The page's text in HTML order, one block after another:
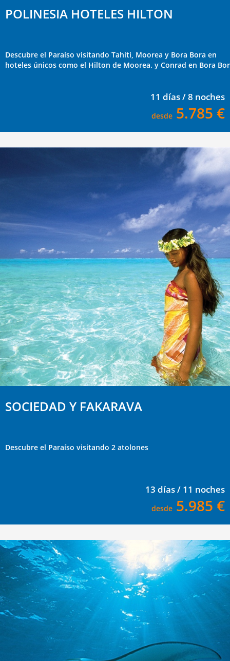
POLINESIA HOTELES HILTON
Descubre el Paraíso visitando Tahiti, Moorea y Bora Bora en
hoteles únicos como el Hilton de Moorea. y Conrad en Bora
11 días / 8 noches
desde 5.785 €
SOCIEDAD Y FAKARAVA
Descubre el Paraíso visitando 2 atolones
13 días / 11 noches
desde 5.985 €